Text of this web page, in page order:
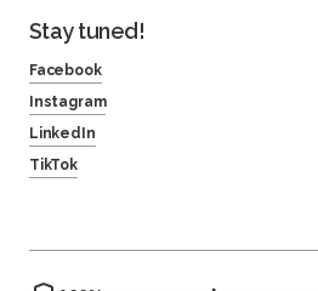
Stay tuned!
Facebook
Instagram
LinkedIn
TikTok